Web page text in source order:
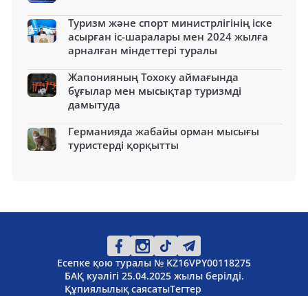
Туризм және спорт министрлігінің іске
асырған іс-шаралары мен 2024 жылға
арналған міндеттері туралы
Жапонияның Тохоку аймағында
бұғылар мен мысықтар туризмді
дамытуда
Германияда жабайы орман мысығы
туристерді қорқытты
Есепке қою туралы № KZ16VPY00118275
БАҚ куәлігі 25.04.2025 жылы берілді.
Құпиялылық саясатыТегтер